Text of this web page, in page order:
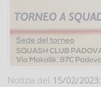
Notizia del 15/02/2023: